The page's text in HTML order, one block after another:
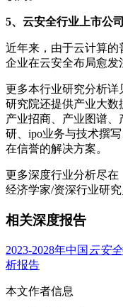
5、云安全行业上市公
近年来，由于云计算
企业在云安全布局愈发
更多本行业研究分析
研究院还提供产业大数
产业招商、产业图谱
研、ipo业务与技术撰
在信誉的解决方案。
更多深度行业分析尽在
经济学家/资深行业研究
相关深度报告
2023-2028年中国 云安全
析报告
本文作者信息